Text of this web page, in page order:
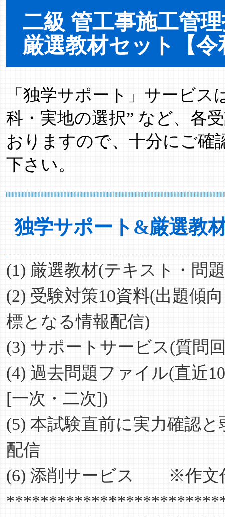
二級 管工事施工管
厳選教材セット【令
「独学サポート」サービス
科・実地の選択” など、各
おりますので、十分にご確
下さい。
独学サポート&厳選教
(1) 厳選教材(テキスト・問
(2) 受験対策10資料(出題傾
標となる情報配信)
(3) サポートサービス(質問
(4) 過去問題ファイル(直近
[一次・二次])
(5) 本試験直前に実力確認
配信
(6) 添削サービス ※作文